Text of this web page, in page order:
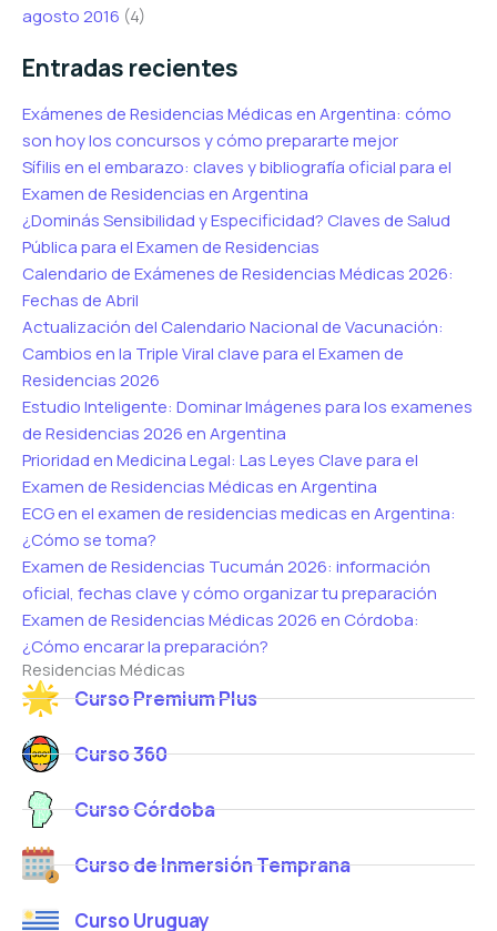
agosto 2016 (4)
Entradas recientes
Exámenes de Residencias Médicas en Argentina: cómo
son hoy los concursos y cómo prepararte mejor
Sífilis en el embarazo: claves y bibliografía oficial para el
Examen de Residencias en Argentina
¿Dominás Sensibilidad y Especificidad? Claves de Salud
Pública para el Examen de Residencias
Calendario de Exámenes de Residencias Médicas 2026:
Fechas de Abril
Actualización del Calendario Nacional de Vacunación:
Cambios en la Triple Viral clave para el Examen de
Residencias 2026
Estudio Inteligente: Dominar Imágenes para los examenes
de Residencias 2026 en Argentina
Prioridad en Medicina Legal: Las Leyes Clave para el
Examen de Residencias Médicas en Argentina
ECG en el examen de residencias medicas en Argentina:
¿Cómo se toma?
Examen de Residencias Tucumán 2026: información
oficial, fechas clave y cómo organizar tu preparación
Examen de Residencias Médicas 2026 en Córdoba:
¿Cómo encarar la preparación?
Residencias Médicas
Curso Premium Plus
Curso 360
Curso Córdoba
Curso de Inmersión Temprana
Curso Uruguay